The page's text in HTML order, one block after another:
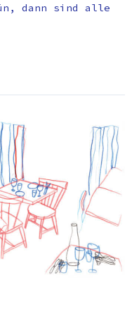
dann sind alle